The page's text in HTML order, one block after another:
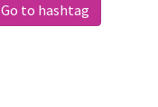
Go to hashtag